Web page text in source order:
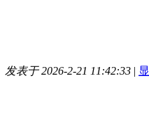
发表于 2026-2-21 11:42:33 |